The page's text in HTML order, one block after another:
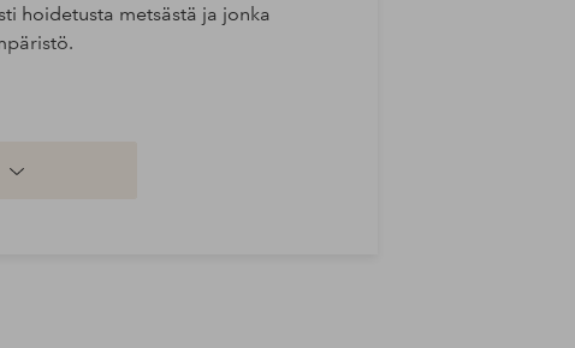
hoidetusta metsästä ja jonka